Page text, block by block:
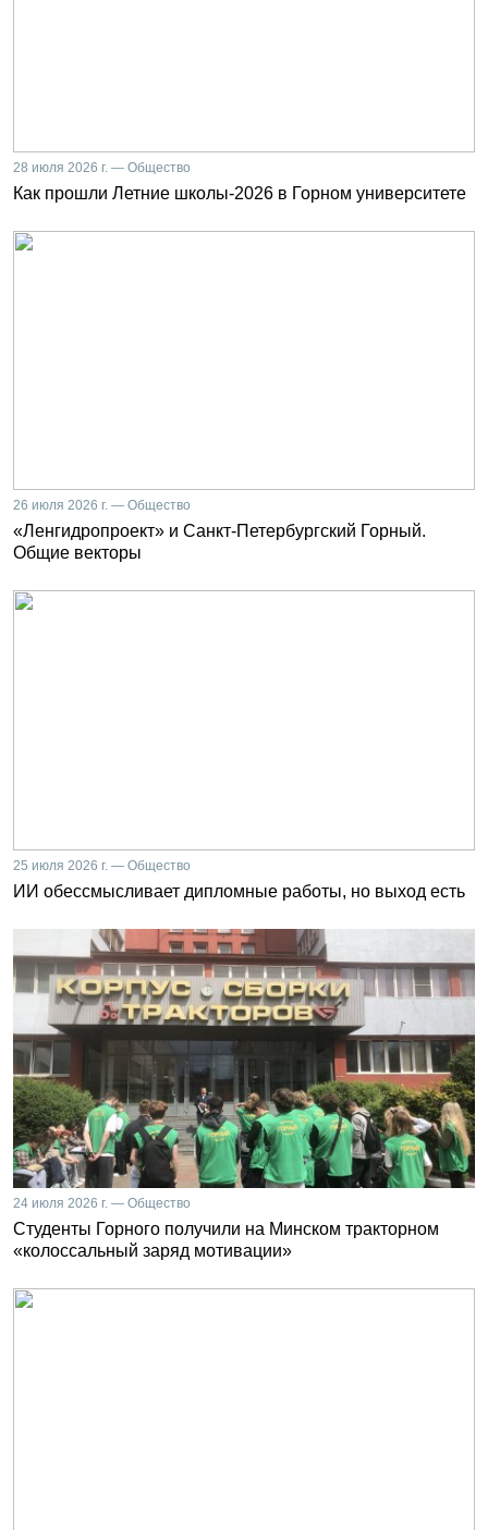
28 июля 2026 г. — Общество
Как прошли Летние школы-2026 в Горном университете
26 июля 2026 г. — Общество
«Ленгидропроект» и Санкт-Петербургский Горный.
Общие векторы
25 июля 2026 г. — Общество
ИИ обессмысливает дипломные работы, но выход есть
24 июля 2026 г. — Общество
Студенты Горного получили на Минском тракторном
«колоссальный заряд мотивации»